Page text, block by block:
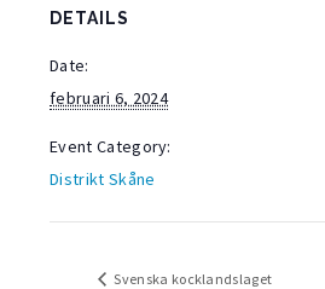
DETAILS
Date:
februari 6, 2024
Event Category:
Distrikt Skåne
Svenska kocklandslaget